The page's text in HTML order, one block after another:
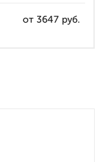
от 3647 руб.